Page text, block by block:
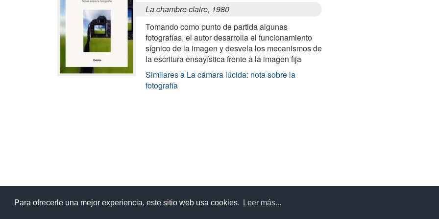
Para ofrecerle una mejor experiencia, este sitio web usa cookies. Leer más...
La chambre claire, 1980
Tomando como punto de partida algunas
fotografías, el autor desarrolla el funcionamiento
sígnico de la imagen y desvela los mecanismos de
la escritura ensayística frente a la imagen fija
Similares a La cámara lúcida: nota sobre la
fotografía
Ayuda Aviso legal